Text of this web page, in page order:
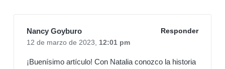
Nancy Goyburo
Responder
12 de marzo de 2023, 12:01 pm
¡Buenísimo artículo! Con Natalia conozco la historia